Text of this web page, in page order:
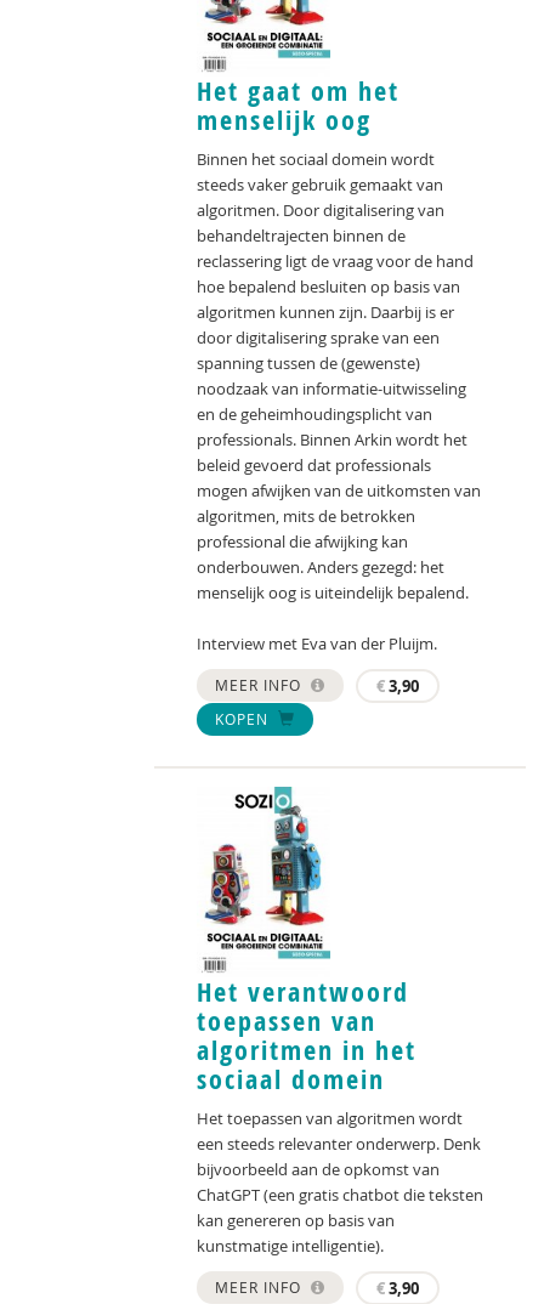
Het gaat om het
menselijk oog
Binnen het sociaal domein wordt
steeds vaker gebruik gemaakt van
algoritmen. Door digitalisering van
behandeltrajecten binnen de
reclassering ligt de vraag voor de hand
hoe bepalend besluiten op basis van
algoritmen kunnen zijn. Daarbij is er
door digitalisering sprake van een
spanning tussen de (gewenste)
noodzaak van informatie-uitwisseling
en de geheimhoudingsplicht van
professionals. Binnen Arkin wordt het
beleid gevoerd dat professionals
mogen afwijken van de uitkomsten van
algoritmen, mits de betrokken
professional die afwijking kan
onderbouwen. Anders gezegd: het
menselijk oog is uiteindelijk bepalend.
Interview met Eva van der Pluijm.
MEER INFO €3,90
KOPEN
Het verantwoord
toepassen van
algoritmen in het
sociaal domein
Het toepassen van algoritmen wordt
een steeds relevanter onderwerp. Denk
bijvoorbeeld aan de opkomst van
ChatGPT (een gratis chatbot die teksten
kan genereren op basis van
kunstmatige intelligentie).
MEER INFO €3,90